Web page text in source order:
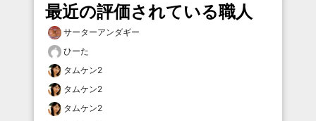
最近の評価されている職人
サーターアンダギー
ひーた
タムケン2
タムケン2
タムケン2